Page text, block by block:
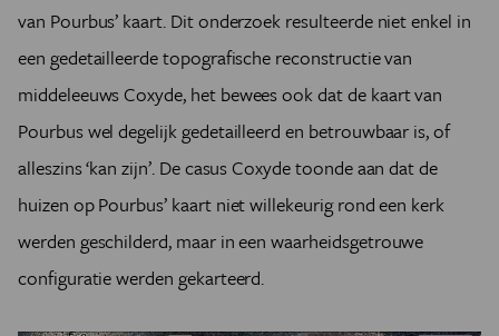
van Pourbus’ kaart. Dit onderzoek resulteerde niet enkel in
een gedetailleerde topografische reconstructie van
middeleeuws Coxyde, het bewees ook dat de kaart van
Pourbus wel degelijk gedetailleerd en betrouwbaar is, of
alleszins ‘kan zijn’. De casus Coxyde toonde aan dat de
huizen op Pourbus’ kaart niet willekeurig rond een kerk
werden geschilderd, maar in een waarheidsgetrouwe
configuratie werden gekarteerd.